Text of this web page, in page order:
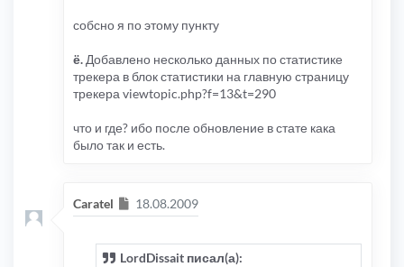
собсно я по этому пункту
ё. Добавлено несколько данных по статистике
трекера в блок статистики на главную страницу
трекера viewtopic.php?f=13&t=290
что и где? ибо после обновление в стате кака
было так и есть.
Caratel Сообщение
18.08.2009
LordDissait писал(а):